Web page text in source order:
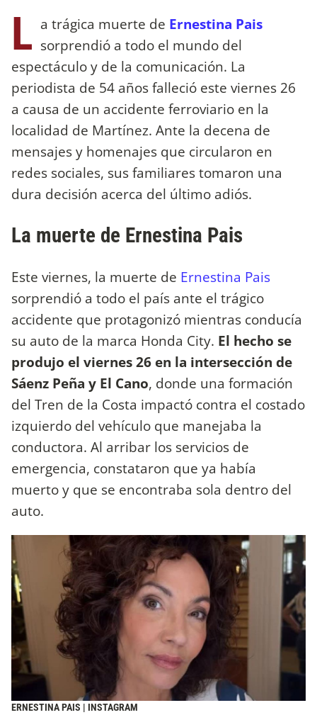
L a trágica muerte de Ernestina Pais
sorprendió a todo el mundo del
espectáculo y de la comunicación. La
periodista de 54 años falleció este viernes 26
a causa de un accidente ferroviario en la
localidad de Martínez. Ante la decena de
mensajes y homenajes que circularon en
redes sociales, sus familiares tomaron una
dura decisión acerca del último adiós.
La muerte de Ernestina Pais
Este viernes, la muerte de Ernestina Pais
sorprendió a todo el país ante el trágico
accidente que protagonizó mientras conducía
su auto de la marca Honda City. El hecho se
produjo el viernes 26 en la intersección de
Sáenz Peña y El Cano, donde una formación
del Tren de la Costa impactó contra el costado
izquierdo del vehículo que manejaba la
conductora. Al arribar los servicios de
emergencia, constataron que ya había
muerto y que se encontraba sola dentro del
auto.
ERNESTINA PAIS | INSTAGRAM